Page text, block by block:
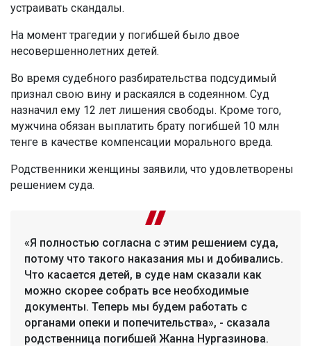
устраивать скандалы.
На момент трагедии у погибшей было двое
несовершеннолетних детей.
Во время судебного разбирательства подсудимый
признал свою вину и раскаялся в содеянном. Суд
назначил ему 12 лет лишения свободы. Кроме того,
мужчина обязан выплатить брату погибшей 10 млн
тенге в качестве компенсации морального вреда.
Родственники женщины заявили, что удовлетворены
решением суда.
«Я полностью согласна с этим решением суда,
потому что такого наказания мы и добивались.
Что касается детей, в суде нам сказали как
можно скорее собрать все необходимые
документы. Теперь мы будем работать с
органами опеки и попечительства», - сказала
родственница погибшей Жанна Нургазинова.